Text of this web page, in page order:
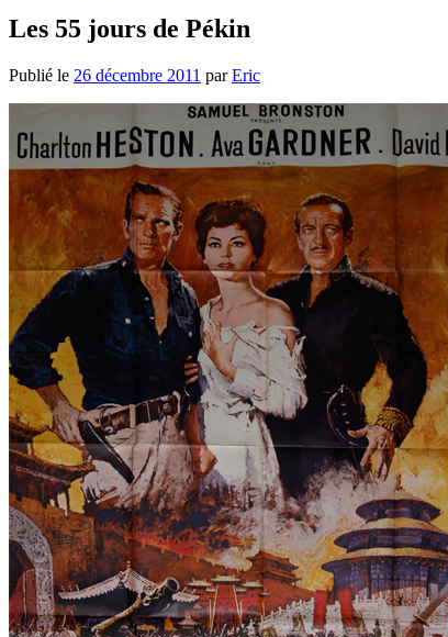
Les 55 jours de Pékin
Publié le 26 décembre 2011 parEric